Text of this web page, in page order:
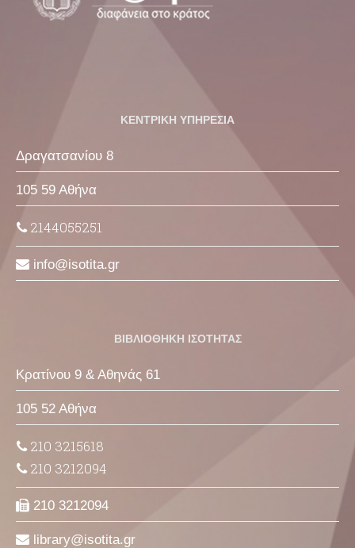
ΚΕΝΤΡΙΚΗ ΥΠΗΡΕΣΙΑ
Δραγατσανίου 8
105 59 Αθήνα
2144055251
info isotita gr
ΒΙΒΛΙΟΘΗΚΗ ΙΣΟΤΗΤΑΣ
Κρατίνου 9 & Αθηνάς 61
105 52 Αθήνα
210 3215618
210 3212094
210 3212094
library isotita gr